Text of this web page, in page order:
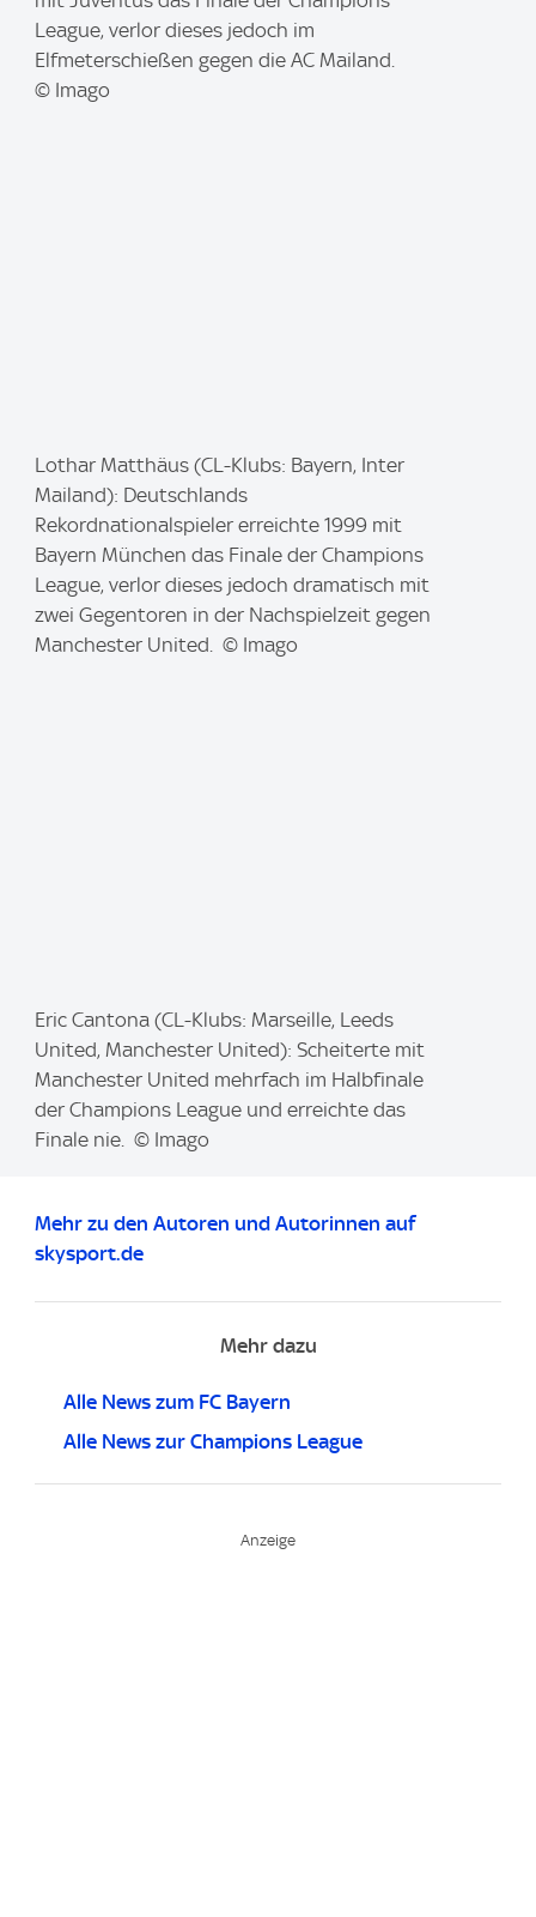
League, verlor dieses jedoch im
Elfmeterschießen gegen die AC Mailand.
© Imago
m
Lothar Matthäus (CL-Klubs: Bayern, Inter
Mailand): Deutschlands
Rekordnationalspieler erreichte 1999 mit
Bayern München das Finale der Champions
League, verlor dieses jedoch dramatisch mit
zwei Gegentoren in der Nachspielzeit gegen
Manchester United. © Imago
m
Eric Cantona (CL-Klubs: Marseille, Leeds
United, Manchester United): Scheiterte mit
Manchester United mehrfach im Halbfinale
der Champions League und erreichte das
Finale nie. © Imago
Mehr zu den Autoren und Autorinnen auf
skysport.de
Mehr dazu
Alle News zum FC Bayern
Alle News zur Champions League